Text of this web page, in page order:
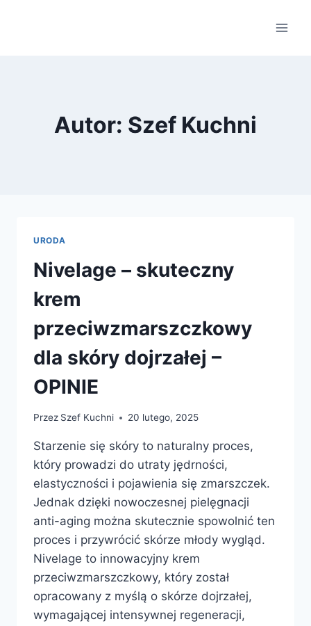
Autor: Szef Kuchni
URODA
Nivelage – skuteczny
krem
przeciwzmarszczkowy
dla skóry dojrzałej –
OPINIE
Przez Szef Kuchni 20 lutego, 2025
Starzenie się skóry to naturalny proces,
który prowadzi do utraty jędrności,
elastyczności i pojawienia się zmarszczek.
Jednak dzięki nowoczesnej pielęgnacji
anti-aging można skutecznie spowolnić ten
proces i przywrócić skórze młody wygląd.
Nivelage to innowacyjny krem
przeciwzmarszczkowy, który został
opracowany z myślą o skórze dojrzałej,
wymagającej intensywnej regeneracji,